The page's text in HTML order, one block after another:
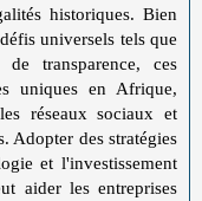
historiques. Bien
universels tels que
transparence, ces
uniques en Afrique,
réseaux sociaux et
Adopter des stratégies
et l'investissement
aider les entreprises